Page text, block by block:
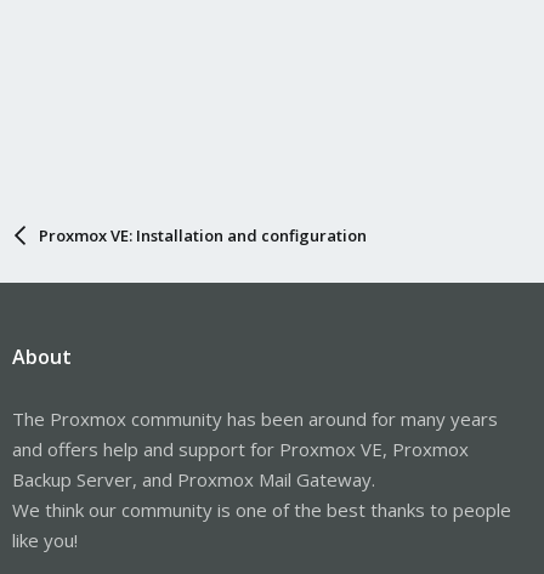
Proxmox VE: Installation and configuration
About
The Proxmox community has been around for many years
and offers help and support for Proxmox VE, Proxmox
Backup Server, and Proxmox Mail Gateway.
We think our community is one of the best thanks to people
like you!